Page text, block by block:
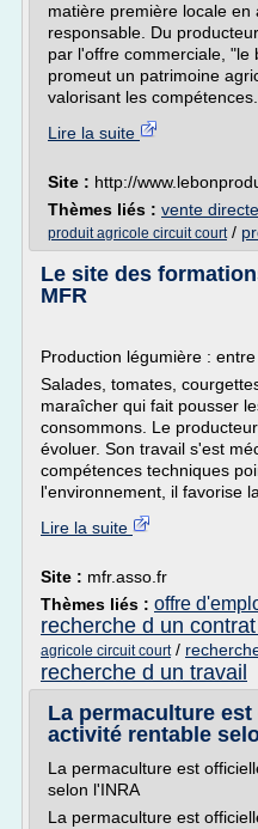
matière première locale en
responsable. Du
par l'offre commerciale,
promeut un patrimoine
valorisant les compétences...
Lire la suite
Site : http://
Thèmes liés : vente
produit agricole circuit court/
Le site des
MFR
Production légumière :
Salades, tomates,
maraîcher qui fait pousser
consommons. Le
évoluer. Son travail s'est
compétences techniques
l'environnement, il favorise
Lire la suite
Site : mfr.asso.fr
Thèmes liés : offre
recherche d un contrat
agricole circuit court/
recherche d un travail
La permaculture
activité rentable
La permaculture est
selon l'INRA
La permaculture est